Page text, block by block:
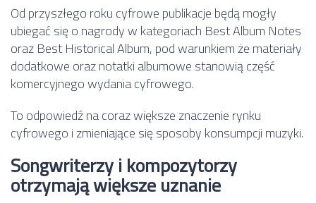
Od przyszłego roku cyfrowe publikacje będą mogły
ubiegać się o nagrody w kategoriach Best Album Notes
oraz Best Historical Album, pod warunkiem że materiały
dodatkowe oraz notatki albumowe stanowią część
komercyjnego wydania cyfrowego.
To odpowiedź na coraz większe znaczenie rynku
cyfrowego i zmieniające się sposoby konsumpcji muzyki.
Songwriterzy i kompozytorzy
otrzymają większe uznanie